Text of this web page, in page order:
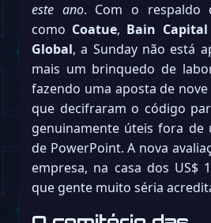
este ano. Com o respaldo
como Coatue, Bain
Global, a Sunday não está
mais um brinquedo de
fazendo uma aposta de
que decifraram o código
genuinamente úteis fora de
de PowerPoint. A nova
empresa, na casa dos US$
que gente muito séria